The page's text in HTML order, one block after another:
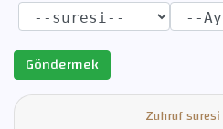
Göndermek
Zuhruf suresi